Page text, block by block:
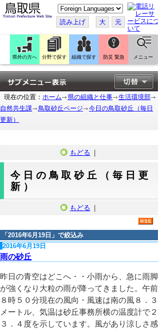
こ
の
ペ
ー
ジ
翻
訳
す
る
読み上げ 大 元
県外の方へ 分野で探す 組織で探す 防災 緊急 メニュー
現在の位置： ホーム 県の組織と仕事
生活環境部
自然共生課
鳥取砂丘ページ
今日の鳥取砂丘（毎日
更新）
もどる ｜
今日の鳥取砂丘（毎日更
新）
もどる ｜
「 2016年6月19日 」で絞込み
2016年6月19日
雨の砂丘
昨日の青空はどこへ・・小雨から、急に雨脚
が強くなり大粒の雨が降ってきました。午前
８時５０分現在の風向・風速は南の風８．３
メートル、気温は砂丘事務所横の温度計で２
３．４度を示しています。風があり涼しさ感